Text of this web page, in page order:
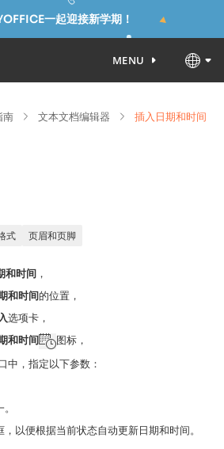
一起迎接新学期！
MENU
南 文本文档编辑器 插入日期和时间
式 页眉和页脚
和时间 ，
和时间的位置，
选项卡，
和时间
图标，
中，指定以下参数：
，以便根据当前状态自动更新日期和时间。